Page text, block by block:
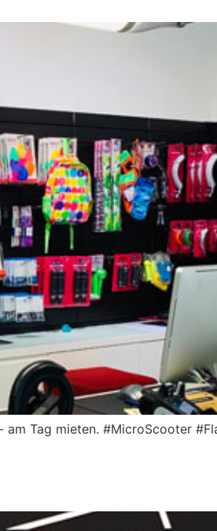
Tag mieten. #MicroScooter